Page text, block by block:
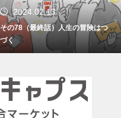
2024.01.15
その77 振り返れば笑門来福